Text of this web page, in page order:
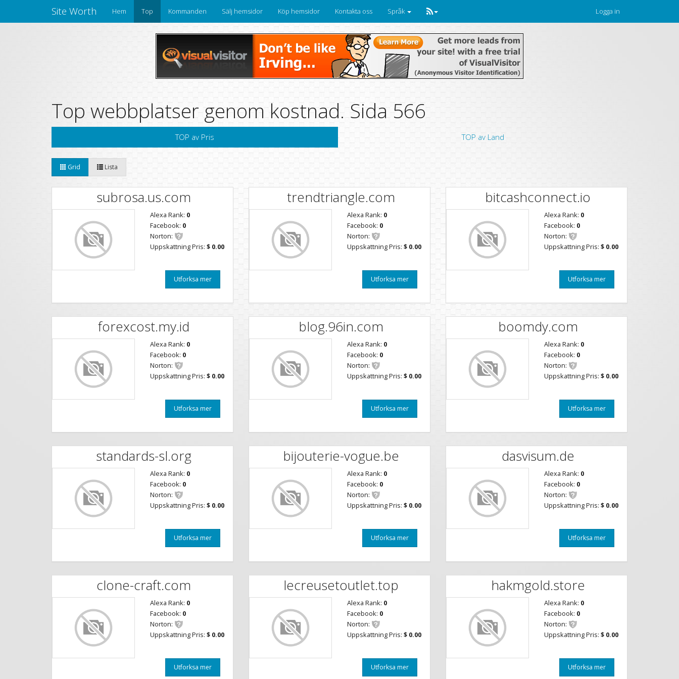
Site Worth Hem Top Kommanden Sälj hemsidor Köp hemsidor Kontakta oss Språk Logga in
Top webbplatser genom kostnad. Sida 566
TOP av Pris TOP av Land
Grid Lista
subrosa.us.com
Alexa Rank: 0
Facebook: 0
Norton:
Uppskattning Pris: $ 0.00
Utforksa mer
trendtriangle.com
Alexa Rank: 0
Facebook: 0
Norton:
Uppskattning Pris: $ 0.00
Utforksa mer
bitcashconnect.io
Alexa Rank: 0
Facebook: 0
Norton:
Uppskattning Pris: $ 0.00
Utforksa mer
forexcost.my.id
Alexa Rank: 0
Facebook: 0
Norton:
Uppskattning Pris: $ 0.00
Utforksa mer
blog.96in.com
Alexa Rank: 0
Facebook: 0
Norton:
Uppskattning Pris: $ 0.00
Utforksa mer
boomdy.com
Alexa Rank: 0
Facebook: 0
Norton:
Uppskattning Pris: $ 0.00
Utforksa mer
standards-sl.org
Alexa Rank: 0
Facebook: 0
Norton:
Uppskattning Pris: $ 0.00
Utforksa mer
bijouterie-vogue.be
Alexa Rank: 0
Facebook: 0
Norton:
Uppskattning Pris: $ 0.00
Utforksa mer
dasvisum.de
Alexa Rank: 0
Facebook: 0
Norton:
Uppskattning Pris: $ 0.00
Utforksa mer
clone-craft.com
Alexa Rank: 0
Facebook: 0
Norton:
Uppskattning Pris: $ 0.00
Utforksa mer
lecreusetoutlet.top
Alexa Rank: 0
Facebook: 0
Norton:
Uppskattning Pris: $ 0.00
Utforksa mer
hakmgold.store
Alexa Rank: 0
Facebook: 0
Norton:
Uppskattning Pris: $ 0.00
Utforksa mer